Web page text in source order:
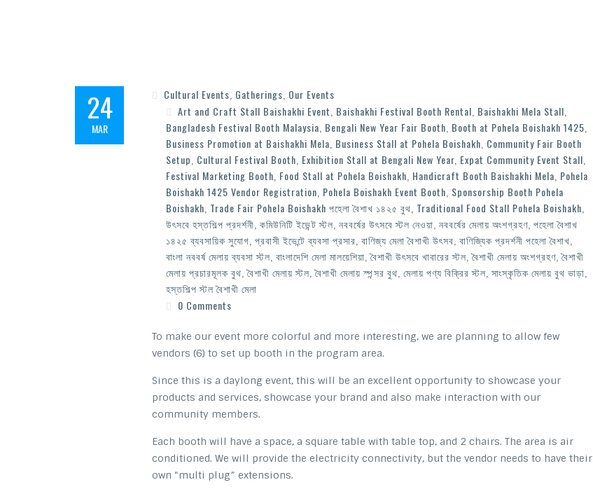
24
MAR
Cultural Events Gatherings Our Events
Art and Craft Stall Baishakhi Event Baishakhi Festival Booth Rental Baishakhi Mela Stall
Bangladesh Festival Booth Malaysia Bengali New Year Fair Booth Booth at Pohela Boishakh 1425
Business Promotion at Baishakhi Mela Business Stall at Pohela Boishakh Community Fair Booth
Setup Cultural Festival Booth Exhibition Stall at Bengali New Year Expat Community Event Stall
Festival Marketing Booth Food Stall at Pohela Boishakh Handicraft Booth Baishakhi Mela Pohela
Boishakh 1425 Vendor Registration Pohela Boishakh Event Booth Sponsorship Booth Pohela
Boishakh Trade Fair Pohela Boishakh পহেলা বৈশাখ ১৪২৫ বুথ Traditional Food Stall Pohela Boishakh
উৎসবে হস্তশিল্প প্রদর্শনী কমিউনিটি ইভেন্ট স্টল নববর্ষের উৎসবে স্টল নেওয়া নববর্ষের মেলায় অংশগ্রহণ পহেলা বৈশাখ
১৪২৫ ব্যবসায়িক সুযোগ প্রবাসী ইভেন্টে ব্যবসা প্রসার বাণিজ্য মেলা বৈশাখী উৎসব বাণিজ্যিক প্রদর্শনী পহেলা বৈশাখ
বাংলা নববর্ষ মেলায় ব্যবসা স্টল বাংলাদেশি মেলা মালয়েশিয়া ,বৈশাখী উৎসবে খাবারের স্টল ,বৈশাখী মেলায় অংশগ্রহণ ,বৈশাখী
মেলায় প্রচারমূলক বুথ ,বৈশাখী মেলায় স্টল ,বৈশাখী মেলায় স্পন্সর বুথ মেলায় পণ্য বিক্রির স্টল সাংস্কৃতিক মেলায় বুথ ভাড়া
হস্তশিল্প স্টল বৈশাখী মেলা
0 Comments
To make our event more colorful and more interesting, we are planning to allow few
vendors (6) to set up booth in the program area.
Since this is a daylong event, this will be an excellent opportunity to showcase your
products and services, showcase your brand and also make interaction with our
community members.
Each booth will have a space, a square table with table top, and 2 chairs. The area is air
conditioned. We will provide the electricity connectivity, but the vendor needs to have their
own “multi plug” extensions.